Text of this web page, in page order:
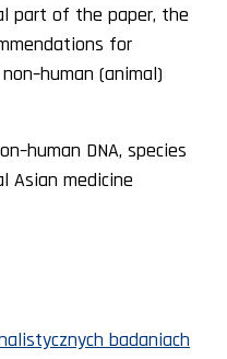
part of the paper, the
for
(animal)
DNA, species
Asian medicine
badaniach